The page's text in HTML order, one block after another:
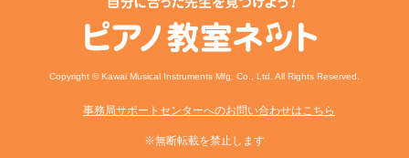
Copyright © Kawai Musical Instruments Mfg. Co., Ltd. All Rights Reserved.
事務局サポートセンターへのお問い合わせはこちら
※無断転載を禁止します